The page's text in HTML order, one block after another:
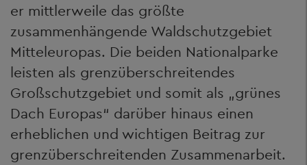
er mittlerweile das größte
zusammenhängende Waldschutzgebiet
Mitteleuropas. Die beiden Nationalparke
leisten als grenzüberschreitendes
Großschutzgebiet und somit als „grünes
Dach Europas“ darüber hinaus einen
erheblichen und wichtigen Beitrag zur
grenzüberschreitenden Zusammenarbeit.